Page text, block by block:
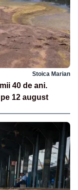
Stoica Marian
40 de ani.
12 august